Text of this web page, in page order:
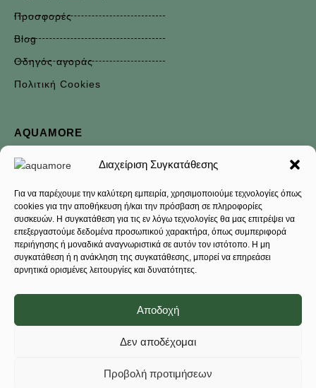
Διαχείριση Συγκατάθεσης
Για να παρέχουμε την καλύτερη εμπειρία, χρησιμοποιούμε τεχνολογίες όπως
cookies για την αποθήκευση ή/και την πρόσβαση σε πληροφορίες
συσκευών. Η συγκατάθεση για τις εν λόγω τεχνολογίες θα μας επιτρέψει να
επεξεργαστούμε δεδομένα προσωπικού χαρακτήρα, όπως συμπεριφορά
περιήγησης ή μοναδικά αναγνωριστικά σε αυτόν τον ιστότοπο. Η μη
συγκατάθεση ή η ανάκληση της συγκατάθεσης, μπορεί να επηρεάσει
αρνητικά ορισμένες λειτουργίες και δυνατότητες.
Αποδοχή
Δεν αποδέχομαι
Προβολή προτιμήσεων
Προσφορές
Blog
Οδηγός αγοράς
Πολιτική Cookies
AQUAMORE
Πολιτική Απορρήτου
Επικοινωνία
Σχετικά με εμάς
Αριθμός ΓΕΜΗ: 163145058000
ΧΡΉΣΤΕΣ
Ο Λογαριασμός μου
Τρόποι Πληρωμής